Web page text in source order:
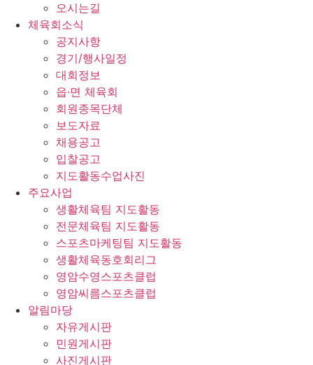
오시는길
체육회소식
공지사항
경기/행사일정
대회정보
읍·면 체육회
회원종목단체
보도자료
채용공고
입찰공고
지도활동수업사진
주요사업
생활체육팀 지도활동
전문체육팀 지도활동
스포츠마케팅팀 지도활동
생활체육동호회리그
영암수영스포츠클럽
영암씨름스포츠클럽
알림마당
자유게시판
민원게시판
사진게시판